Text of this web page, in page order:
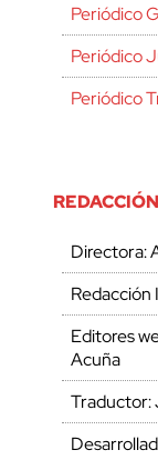
Periódico
Periódico
Periódico
Directora:
Redacción
Editores
Acuña
Traductor: